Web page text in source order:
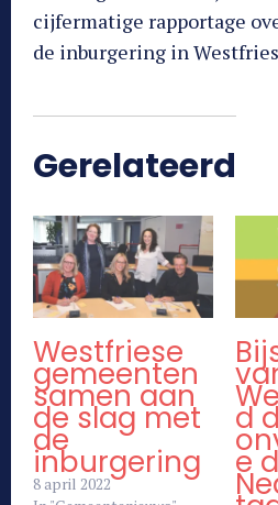
cijfermatige rapportage
de inburgering in
Gerelateerd
Westfriese
gemeenten
samen aan
de slag met
de
inburgering
8 april 2022
d
e